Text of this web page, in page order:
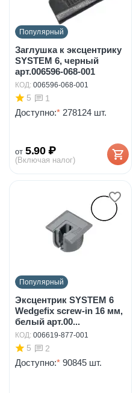
Популярный
Заглушка к эксцентрику
SYSTEM 6, черный
арт.006596-068-001
КОД: 006596-068-001
5 1
Доступно:* 278124 шт.
от 5.90 ₽
(Включая налог)
Популярный
Эксцентрик SYSTEM 6
Wedgefix screw-in 16 мм,
белый арт.00...
КОД: 006619-877-001
5 2
Доступно:* 90845 шт.